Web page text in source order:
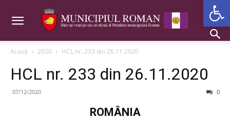
Acasă 2020 HCL nr. 233 din 26.11.2020
HCL nr. 233 din 26.11.2020
07/12/2020 0
ROMÂNIA